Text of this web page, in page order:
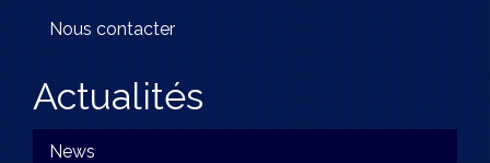
Nous contacter
Actualités
News